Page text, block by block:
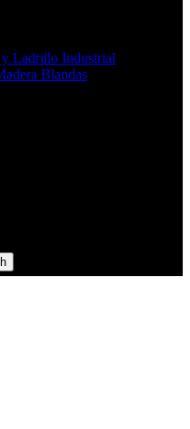
Ladrillo Industrial
Blandas